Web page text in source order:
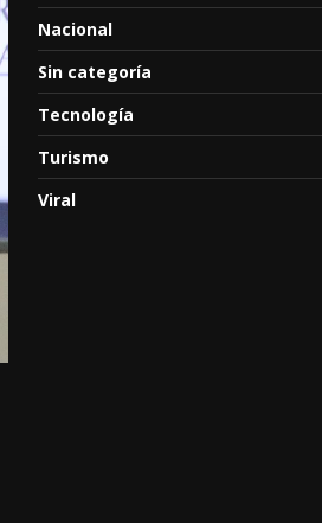
Nacional
Sin categoría
Tecnología
Turismo
Viral